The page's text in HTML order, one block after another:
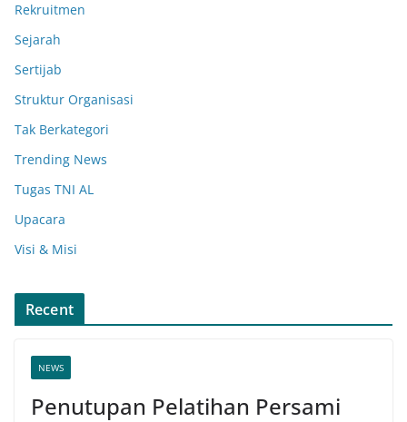
Rekruitmen
Sejarah
Sertijab
Struktur Organisasi
Tak Berkategori
Trending News
Tugas TNI AL
Upacara
Visi & Misi
Recent
NEWS
Penutupan Pelatihan Persami